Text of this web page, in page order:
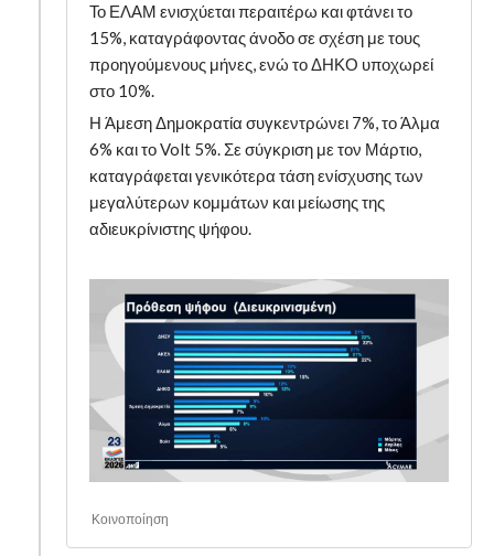
Το ΕΛΑΜ ενισχύεται περαιτέρω και φτάνει το
15%, καταγράφοντας άνοδο σε σχέση με τους
προηγούμενους μήνες, ενώ το ΔΗΚΟ υποχωρεί
στο 10%.
Η Άμεση Δημοκρατία συγκεντρώνει 7%, το Άλμα
6% και το Volt 5%. Σε σύγκριση με τον Μάρτιο,
καταγράφεται γενικότερα τάση ενίσχυσης των
μεγαλύτερων κομμάτων και μείωσης της
αδιευκρίνιστης ψήφου.
Κοινοποίηση